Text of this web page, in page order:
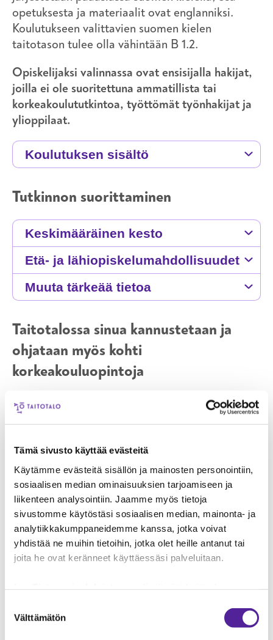
Tämä sivusto käyttää evästeitä
Käytämme evästeitä sisällön ja mainosten personointiin,
sosiaalisen median ominaisuuksien tarjoamiseen ja
liikenteen analysointiin. Jaamme myös tietoja
sivustomme käytöstäsi sosiaalisen median, mainonta- ja
analytiikkakumppaneidemme kanssa, jotka voivat
yhdistää ne muihin tietoihin, jotka olet heille antanut tai
joita he ovat keränneet käyttäessäsi palveluitaan.
henkilökohtaisia tietojasi.
Googlen Business Data
-sivuston mukaisesti varmistamme
valinta
Välttämätön
opetuksesta ja materiaalit ovat englanniksi.
Koulutukseen valittavien suomen kielen
taitotason tulee olla vähintään B 1.2.
Opiskelijaksi valinnassa ovat ensisijalla hakijat,
joilla ei ole suoritettuna ammatillista tai
korkeakoulututkintoa, työttömät työnhakijat ja
ylioppilaat.
Koulutuksen sisältö
Tutkinnon suorittaminen
Keskimääräinen kesto
Etä- ja lähiopiskelumahdollisuudet
Muuta tärkeää tietoa
Taitotalossa sinua kannustetaan ja
ohjataan myös kohti
korkeakouluopintoja
Ammatillisen tutkinnon suorittaminen antaa
yleisen hakukelpoisuuden korkeakouluihin.
pohjan, jonka kehittämistä voit jatkaa
korkeakouluissa.
Sinua tuetaan valmistautumisessa
korkeakoulujen yhteishaun todistusvalintaan ja
valintakokeisiin. Tapaat opinto-ohjaajan
säännöllisesti ohjauksen merkeissä ja saat lisää
korkeakouluvalmiuksia erillisten YTO-
korkeakouluopintoja jo ammatillisten opintojesi